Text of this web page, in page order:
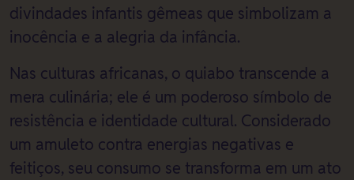
divindades infantis gêmeas que simbolizam a
inocência e a alegria da infância.
Nas culturas africanas, o quiabo transcende a
mera culinária; ele é um poderoso símbolo de
resistência e identidade cultural. Considerado
um amuleto contra energias negativas e
feitiços, seu consumo se transforma em um ato